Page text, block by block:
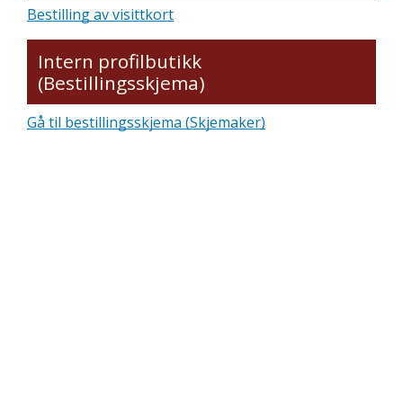
Bestilling av visittkort
Intern profilbutikk
(Bestillingsskjema)
Gå til bestillingsskjema (Skjemaker)